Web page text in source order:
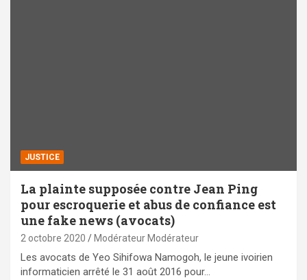
JUSTICE
La plainte supposée contre Jean Ping
pour escroquerie et abus de confiance est
une fake news (avocats)
2 octobre 2020 Modérateur Modérateur
Les avocats de Yeo Sihifowa Namogoh, le jeune ivoirien
informaticien arrêté le 31 août 2016 pour…